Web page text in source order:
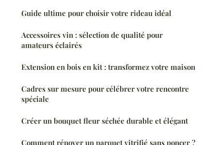
Guide ultime pour choisir votre rideau idéal
Accessoires vin : sélection de qualité pour
amateurs éclairés
Extension en bois en kit : transformez votre maison
Cadres sur mesure pour célébrer votre rencontre
spéciale
Créer un bouquet fleur séchée durable et élégant
Comment rénover un parquet vitrifié sans poncer ?